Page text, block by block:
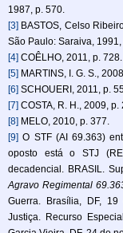
1987, p. 570.
[3] BASTOS, Celso
São Paulo: Saraiva, 1991,
[4] COÊLHO, 2011, p. 728.
[5] MARTINS, I. G. S.,
[6] SCHOUERI, 2011, p.
[7] COSTA, R. H., 2009, p.
[8] MELO, 2010, p. 377.
[9] O STF (AI 69.363)
oposto está o STJ
decadencial. BRASIL.
Agravo Regimental
Guerra. Brasília, DF,
Justiça. Recurso